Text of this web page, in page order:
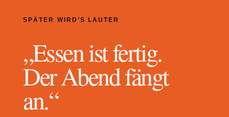
SPÄTER WIRD’S LAUTER
„Essen ist fertig.
Der Abend fängt
an.“